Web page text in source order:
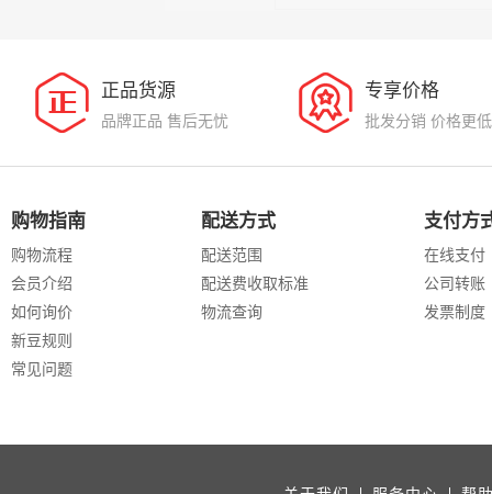
正品货源
品牌正品 售后无忧
专享价格
批发分销 价格更低
购物指南
购物流程
会员介绍
如何询价
新豆规则
常见问题
配送方式
配送范围
配送费收取标准
物流查询
支付方
在线支付
公司转账
发票制度